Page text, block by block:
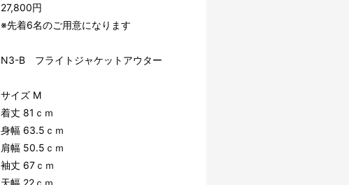
27,800円
※先着6名のご用意になります
N3-B フライトジャケットアウター
サイズ M
着丈 81ｃｍ
身幅 63.5ｃｍ
肩幅 50.5ｃｍ
袖丈 67ｃｍ